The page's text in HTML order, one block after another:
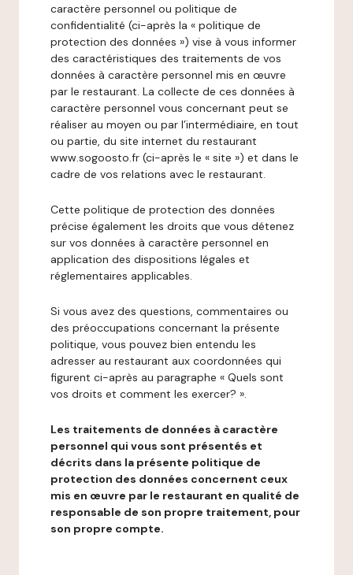
caractère personnel ou politique de
confidentialité (ci-après la « politique de
protection des données ») vise à vous informer
des caractéristiques des traitements de vos
données à caractère personnel mis en œuvre
par le restaurant. La collecte de ces données à
caractère personnel vous concernant peut se
réaliser au moyen ou par l’intermédiaire, en tout
ou partie, du site internet du restaurant
www.sogoosto.fr (ci-après le « site ») et dans le
cadre de vos relations avec le restaurant.
Cette politique de protection des données
précise également les droits que vous détenez
sur vos données à caractère personnel en
application des dispositions légales et
réglementaires applicables.
Si vous avez des questions, commentaires ou
des préoccupations concernant la présente
politique, vous pouvez bien entendu les
adresser au restaurant aux coordonnées qui
figurent ci-après au paragraphe « Quels sont
vos droits et comment les exercer? ».
Les traitements de données à caractère
personnel qui vous sont présentés et
décrits dans la présente politique de
protection des données concernent ceux
mis en œuvre par le restaurant en qualité de
responsable de son propre traitement, pour
son propre compte.